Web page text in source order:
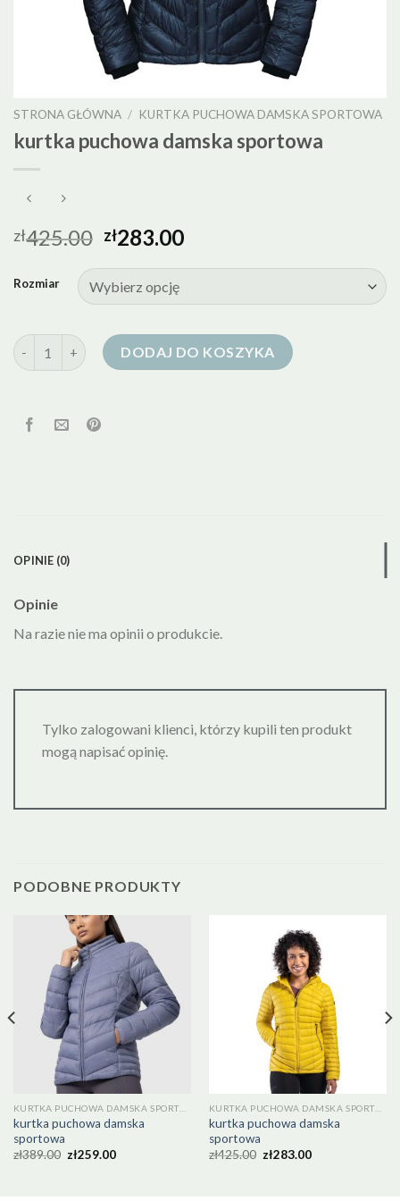
STRONA GŁÓWNA / KURTKA PUCHOWA DAMSKA SPORTOWA
kurtka puchowa damska sportowa
zł425.00 zł283.00
Rozmiar
ilość kurtka puchowa damska sportowa
DODAJ DO KOSZYKA
OPINIE (0)
Opinie
Na razie nie ma opinii o produkcie.
Tylko zalogowani klienci, którzy kupili ten produkt
mogą napisać opinię.
PODOBNE PRODUKTY
kurtka puchowa damska
sportowa
zł389.00 zł259.00
kurtka puchowa damska
sportowa
zł425.00 zł283.00